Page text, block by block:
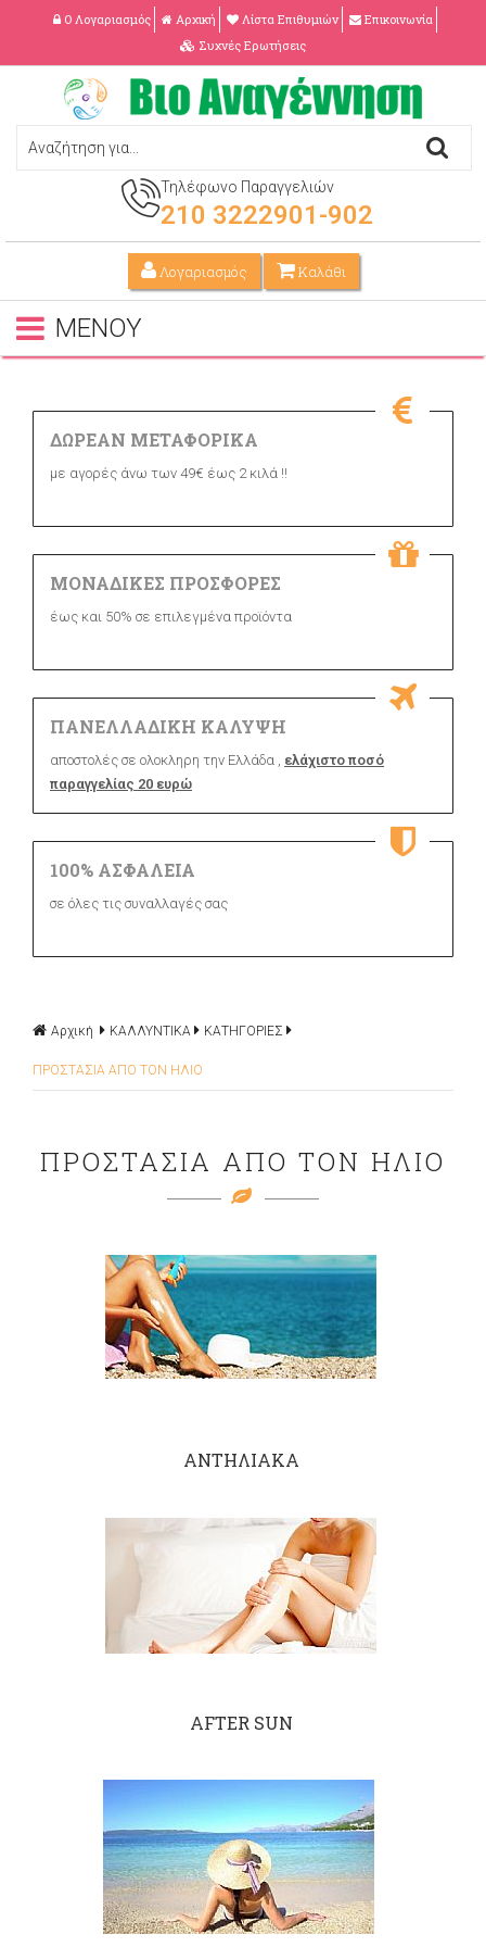
Ο Λογαριασμός Αρχική Λίστα Επιθυμιών
Επικοινωνία
Συχνές Ερωτήσεις
Τηλέφωνο Παραγγελιών
210 3222901-902
Λογαριασμός Καλάθι
ΜΕΝΟΥ
ΔΩΡΕΑΝ ΜΕΤΑΦΟΡΙΚΑ
με αγορές άνω των 49€ έως 2 κιλά !!
ΜΟΝΑΔΙΚΕΣ ΠΡΟΣΦΟΡΕΣ
έως και 50% σε επιλεγμένα προϊόντα
ΠΑΝΕΛΛΑΔΙΚΗ ΚΑΛΥΨΗ
αποστολές σε ολοκληρη την Ελλάδα , ελάχιστο ποσό
παραγγελίας 20 ευρώ
100% ΑΣΦΑΛΕΙΑ
σε όλες τις συναλλαγές σας
Αρχική ΚΑΛΛΥΝΤΙΚΑ ΚΑΤΗΓΟΡΙΕΣ
ΠΡΟΣΤΑΣΙΑ ΑΠΟ ΤΟΝ ΗΛΙΟ
ΠΡΟΣΤΑΣΙΑ ΑΠΟ ΤΟΝ ΗΛΙΟ
ΑΝΤΗΛΙΑΚΑ
AFTER SUN